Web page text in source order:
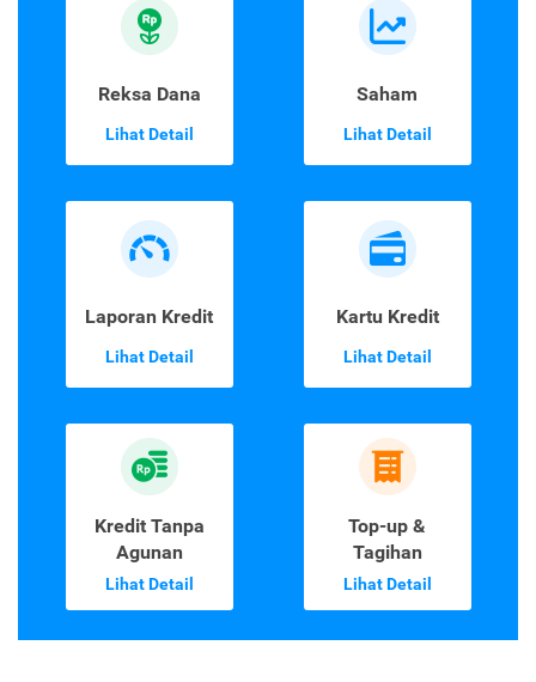
Reksa Dana
Lihat Detail
Saham
Lihat Detail
Laporan Kredit
Lihat Detail
Kartu Kredit
Lihat Detail
Kredit Tanpa
Agunan
Lihat Detail
Top-up &
Tagihan
Lihat Detail